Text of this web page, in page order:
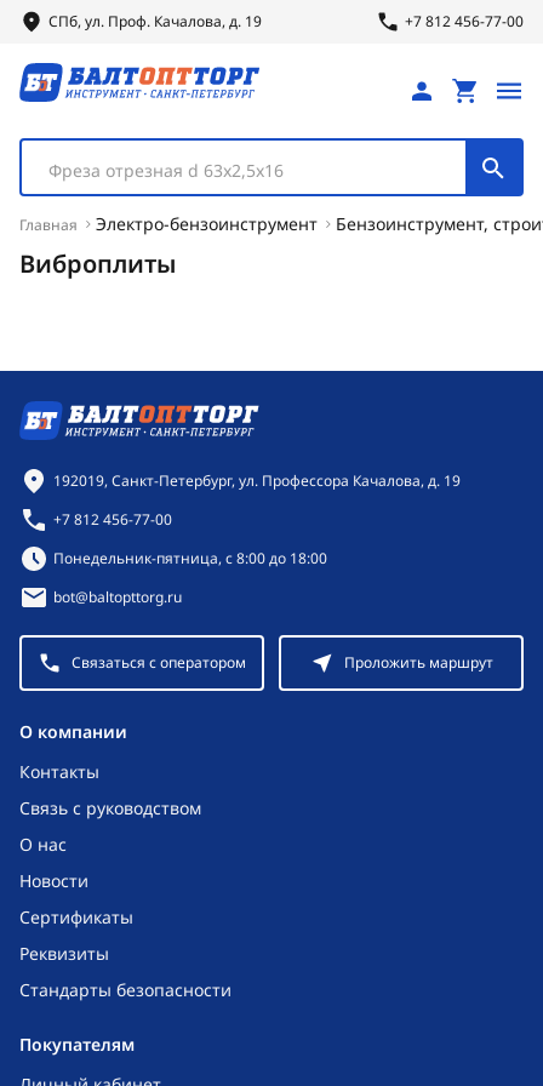
СПб, ул. Проф. Качалова, д. 19 +7 812 456-77-00
Фреза отрезная d 63х2,5х16
Главная Электро-бензоинструмент Бензоинструмент,
Виброплиты
O компании
Контакты
Связь с руководством
О нас
Новости
Сертификаты
Реквизиты
Стандарты безопасности
Покупателям
Контактная информация
192019, Санкт-Петербург, ул. Профессора Качалова, д. 19
+7 812 456-77-00
Режим работы:
Понедельник-пятница, с 8:00 до 18:00
bot@baltopttorg.ru
Связаться с оператором Проложить маршрут